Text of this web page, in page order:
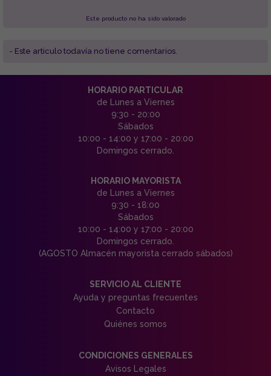
Este producto no ha sido valorado
- Este articulo todavía no tiene comentarios.
HORARIO PARTICULAR
de Lunes a Viernes
9:30 - 20:00
Sábados
10:00 - 14:00 y 17:00 - 20:00
Domingos cerrado.
HORARIO MAYORISTA
de Lunes a Viernes
9:30 - 18:00
Sábados
10:00 - 14:00 y 17:00 - 20:00
Domingos cerrado.
(AGOSTO Almacén mayorista cerrado sábados)
SERVICIO AL CLIENTE
Ayuda y preguntas frecuentes
Contacto
Quiénes somos
CONDICIONES GENERALES
Avisos Legales